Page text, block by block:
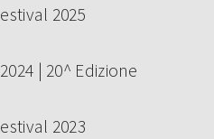
2025
| 20^ Edizione
2023